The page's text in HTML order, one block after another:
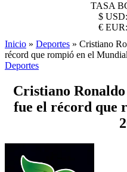
TASA
$ USD:
€ EUR:
Inicio » Deportes » Cristiano
récord que rompió en el
Deportes
Cristiano
fue el récord que